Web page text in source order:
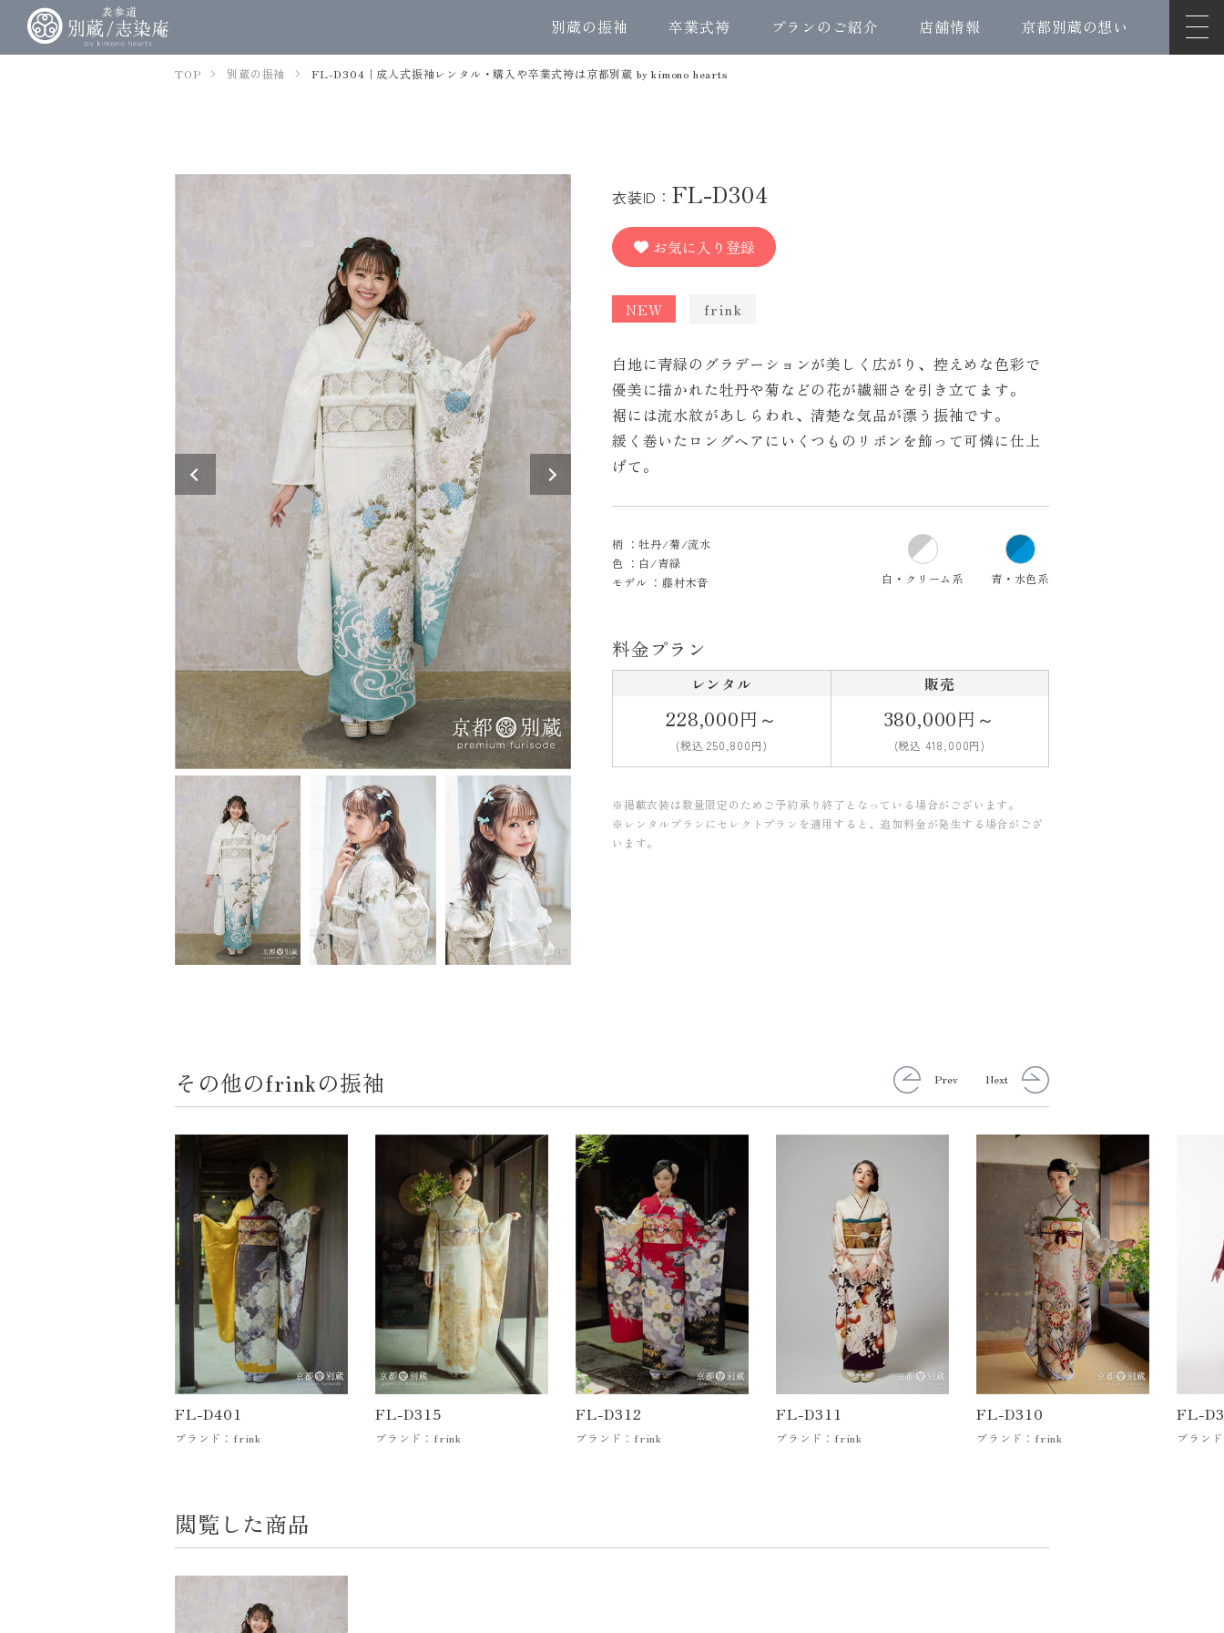
別蔵の振袖 卒業式袴 プランのご紹介 店舗情報 京都別蔵の想い
TOP 別蔵の振袖 FL-D304｜成人式振袖レンタル・購入や卒業式袴は京都別蔵 by kimono hearts
衣装ID： FL-D304
お気に入り登録
NEW frink
白地に青緑のグラデーションが美しく広がり、控えめな色彩で
優美に描かれた牡丹や菊などの花が繊細さを引き立てます。
裾には流水紋があしらわれ、清楚な気品が漂う振袖です。
緩く巻いたロングヘアにいくつものリボンを飾って可憐に仕上
げて。
柄
牡丹/菊/流水
色
白/青緑
モデル
藤村木音 白・クリーム系 青・水色系
料金プラン
レンタル
228,000円～
(税込 250,800円)
販売
380,000円～
(税込 418,000円)
※掲載衣装は数量限定のためご予約承り終了となっている場合がございます。
※レンタルプランにセレクトプランを適用すると、追加料金が発生する場合がござ
います。
その他のfrinkの振袖 Prev
FL-D401
ブランド：frink
FL-D315
ブランド：frink
FL-D312
ブランド：frink
FL-D311
ブランド：frink
FL-D310
ブランド：frink
FL-
ブラン
Next
閲覧した商品